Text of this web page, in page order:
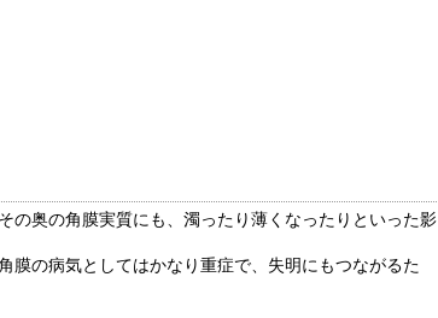
の奥の角膜実質にも、濁ったり薄くなったりといった影
膜の病気としてはかなり重症で、失明にもつながるた